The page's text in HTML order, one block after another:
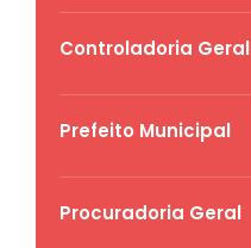
Controladoria Geral
Prefeito Municipal
Procuradoria Geral